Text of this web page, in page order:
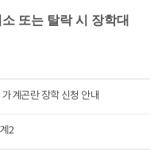
또는 탈락 시 장학대
계곤란 장학 신청 안내
2